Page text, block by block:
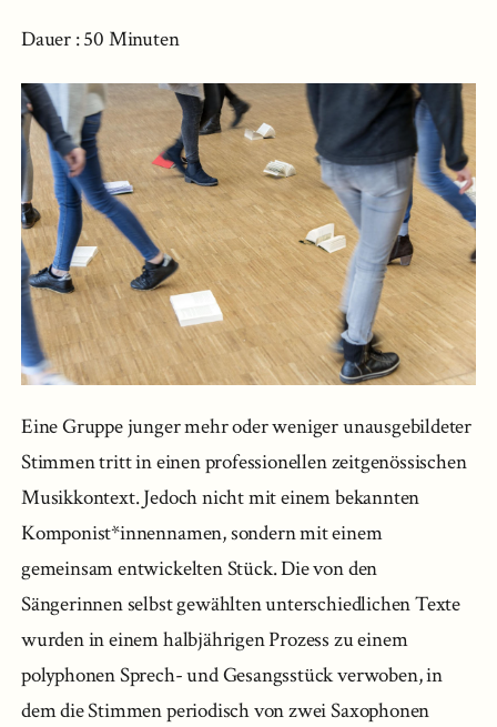
Dauer : 50 Minuten
Eine Gruppe junger mehr oder weniger unausgebildeter
Stimmen tritt in einen professionellen zeitgenössischen
Musikkontext. Jedoch nicht mit einem bekannten
Komponist*innennamen, sondern mit einem
gemeinsam entwickelten Stück. Die von den
Sängerinnen selbst gewählten unterschiedlichen Texte
wurden in einem halbjährigen Prozess zu einem
polyphonen Sprech- und Gesangsstück verwoben, in
dem die Stimmen periodisch von zwei Saxophonen